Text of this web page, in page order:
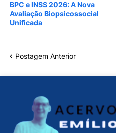
BPC e INSS 2026: A Nova
Avaliação Biopsicossocial
Unificada
Postagem Anterior